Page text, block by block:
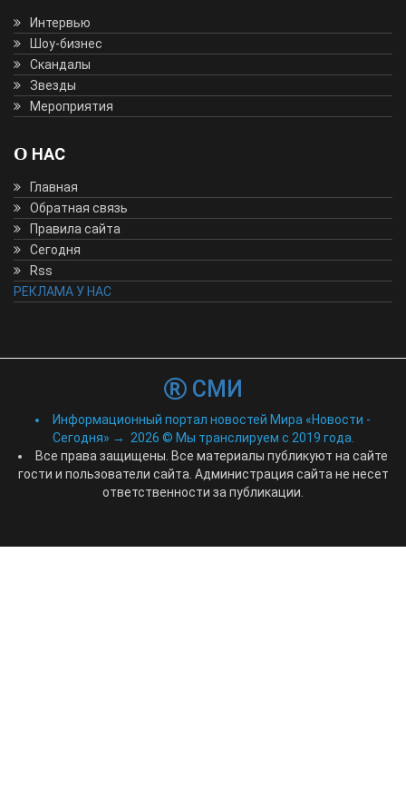
Интервью
Шоу-бизнес
Скандалы
Звезды
Мероприятия
О НАС
Главная
Обратная связь
Правила сайта
Сегодня
Rss
РЕКЛАМА У НАС
СМИ
Информационный портал новостей Мира «Новости -
Сегодня» → 2026 © Мы транслируем с 2019 года.
Все права защищены. Все материалы публикуют на сайте
гости и пользователи сайта. Администрация сайта не несет
ответственности за публикации.